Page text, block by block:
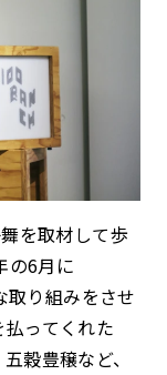
を取材して歩
の6月に
取り組みをさせ
ってくれた
穀豊穣など、